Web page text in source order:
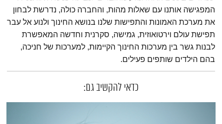
המפגישה אותנו עם שאלות מהות, והחברה כולה, נדרשת לבחון
את מערכת האמונות והתפישות שלנו בנושא החינוך ולנוע אל עבר
תפישת עולם וירטואוזית, גמישה, סקרנית וחדשה המאפשרת
לבנות גשר בין מערכות החינוך הקיימות, למערכות של חניכה,
בהם הילדים שותפים פעילים.
כדאי להקשיב גם: